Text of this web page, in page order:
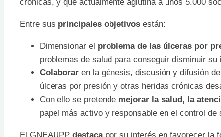
crónicas, y que actualmente aglutina a unos 5.000
Entre sus principales objetivos están:
Dimensionar el problema de las úlceras por
problemas de salud para conseguir disminuir
Colaborar en la génesis, discusión y difusión
úlceras por presión y otras heridas crónicas
Con ello se pretende mejorar la salud, la
papel más activo y responsable en el control
El GNEAUPP destacapor su interés en favorecer la